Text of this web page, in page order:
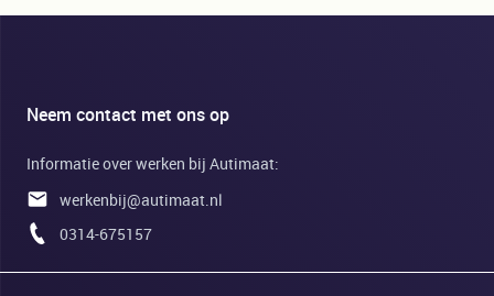
Neem contact met ons op
Informatie over werken bij Autimaat:
werkenbij@autimaat.nl
0314-675157